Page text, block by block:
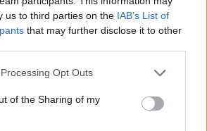
us to third parties on the IAB’s List of
that may further disclose it to other
Opt Outs
of the Sharing of my
οι οποίοι μίλησαν για
τρόπους διάγνωσης και
Λακωνίας ευχαρίστησε τους
παραβρισκόμενους για την
τόνισε ότι η Περιφέρεια